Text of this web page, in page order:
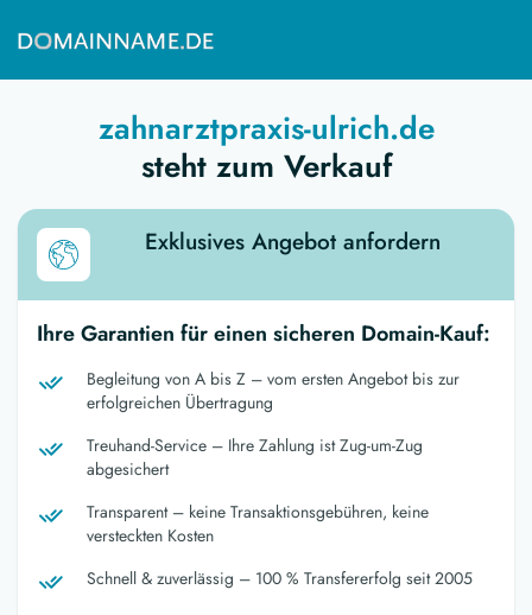
zahnarztpraxis-ulrich.de
steht zum Verkauf
Exklusives Angebot anfordern
Ihre Garantien für einen sicheren Domain-Kauf:
Begleitung von A bis Z – vom ersten Angebot bis zur
erfolgreichen Übertragung
Treuhand-Service – Ihre Zahlung ist Zug-um-Zug
abgesichert
Transparent – keine Transaktionsgebühren, keine
versteckten Kosten
Schnell & zuverlässig – 100 % Transfererfolg seit 2005